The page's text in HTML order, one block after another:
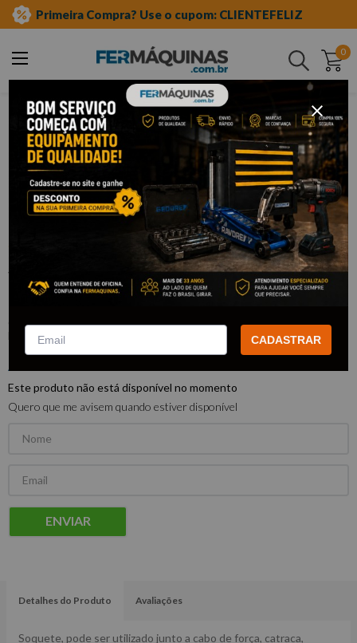
Primeira Compra? Use o cupom: CLIENTEFELIZ
0
Buscar
ferramentas manuais
soquetes e acessórios
soquetes de tres quartos"
impacto
Soquete de Impacto 3/4" x 1.1/16 -
KINGTONY
:653534S
KING TONY
Este produto não está disponível no momento
Quero que me avisem quando estiver disponível
ENVIAR
Detalhes do Produto Avaliações
Soquete, pode ser utilizado junto a cabo de força, catraca,
CADASTRAR